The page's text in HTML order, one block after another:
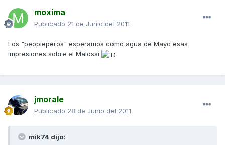
moxima
Publicado 21 de Junio del 2011
Los "peopleperos" esperamos como agua de Mayo esas
impresiones sobre el Malossi
jmorale
Publicado 28 de Junio del 2011
mik74 dijo: